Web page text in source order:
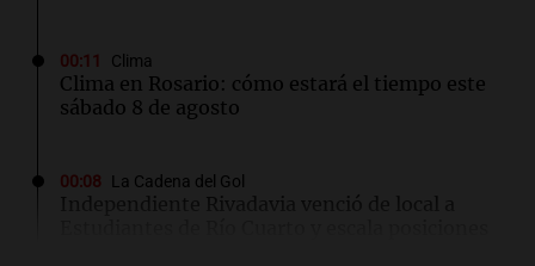
00:11 Clima
Clima en Rosario: cómo estará el tiempo este
sábado 8 de agosto
00:08 La Cadena del Gol
Independiente Rivadavia venció de local a